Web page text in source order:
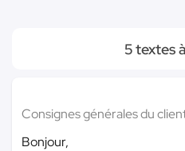
5 textes
Consignes générales du
Bonjour,